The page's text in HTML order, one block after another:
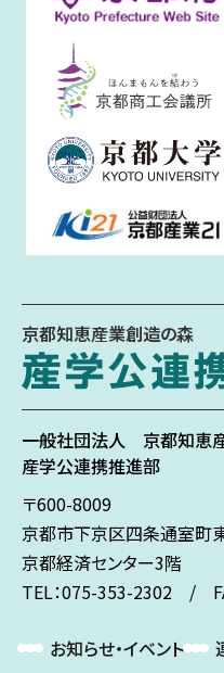
京都知恵産業創造の森
一般社団法人 京都知恵
産学公連携推進部
〒600-8009
京都市下京区四条通室町
京都経済センター3階
TEL：075-353-2302 /
お知らせ・イベント